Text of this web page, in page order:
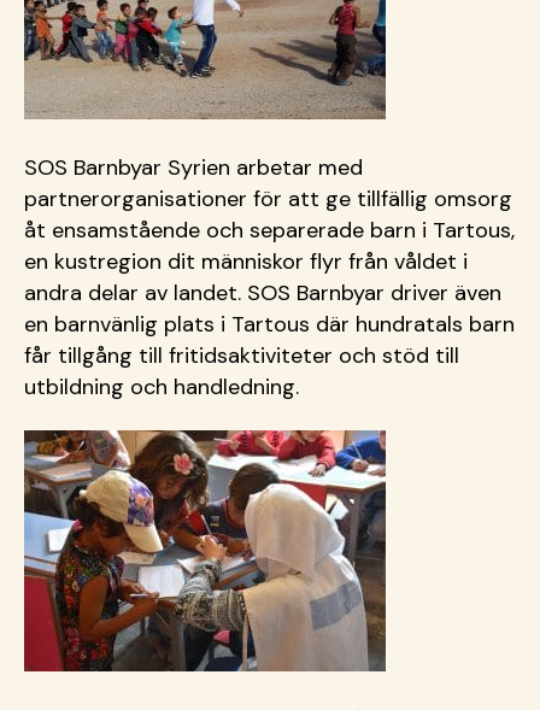
SOS Barnbyar Syrien arbetar med
partnerorganisationer för att ge tillfällig omsorg
åt ensamstående och separerade barn i Tartous,
en kustregion dit människor flyr från våldet i
andra delar av landet. SOS Barnbyar driver även
en barnvänlig plats i Tartous där hundratals barn
får tillgång till fritidsaktiviteter och stöd till
utbildning och handledning.